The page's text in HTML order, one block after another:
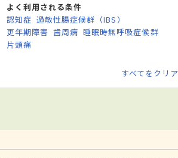
よく利用される条件
認知症 過敏性腸症候群（IBS）
更年期障害 歯周病 睡眠時無呼吸症候群
片頭痛
すべてをクリア